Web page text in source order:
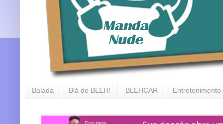
Balada Blá do BLEH! BLEHCAR Entretenimento